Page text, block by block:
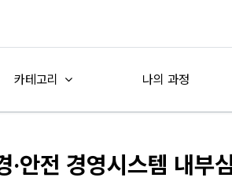
카테고리 나의 과정
·안전 경영시스템 내부